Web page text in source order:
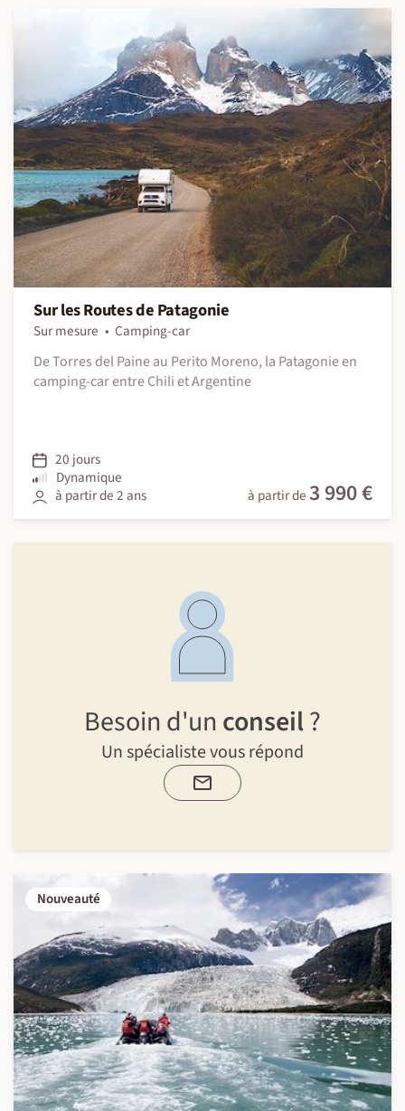
Sur les Routes de Patagonie
Sur mesure
Camping-car
De Torres del Paine au Perito Moreno, la Patagonie en
camping-car entre Chili et Argentine
20 jours
Dynamique
à partir de 2 ans
à partir de 3 990 €
Besoin d'un conseil?
Un spécialiste vous répond
Nouveauté